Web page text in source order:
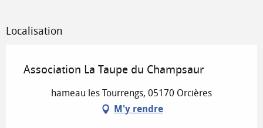
Localisation
Association La Taupe du Champsaur
hameau les Tourrengs, 05170 Orcières
M'y rendre